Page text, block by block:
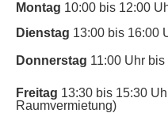
Montag 10:00 bis 12:00
Dienstag 13:00 bis 16:00
Donnerstag 11:00 Uhr
Freitag 13:30 bis 15:30
Raumvermietung)